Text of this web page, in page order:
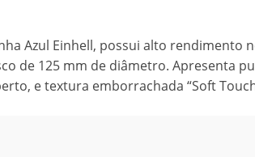
Azul Einhell, possui alto rendimento
de 125 mm de diâmetro. Apresenta
e textura emborrachada “Soft